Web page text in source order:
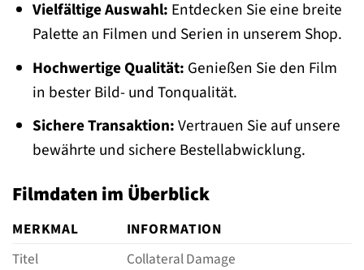
Vielfältige Auswahl: Entdecken Sie eine breite
Palette an Filmen und Serien in unserem Shop.
Hochwertige Qualität: Genießen Sie den Film
in bester Bild- und Tonqualität.
Sichere Transaktion:Vertrauen Sie auf unsere
bewährte und sichere Bestellabwicklung.
Filmdaten im Überblick
MERKMAL
INFORMATION
Titel
Collateral Damage